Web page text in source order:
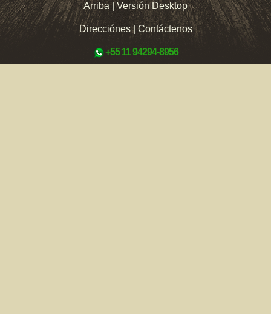
Arriba |Versión Desktop
Direcciónes| Contáctenos
+55 11 94294-8956